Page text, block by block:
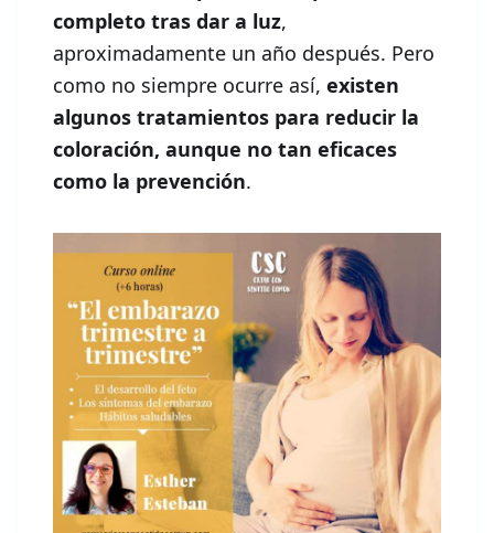
completo tras dar a luz,
aproximadamente un año después. Pero
como no siempre ocurre así, existen
algunos tratamientos para reducir la
coloración, aunque no tan eficaces
como la prevención.